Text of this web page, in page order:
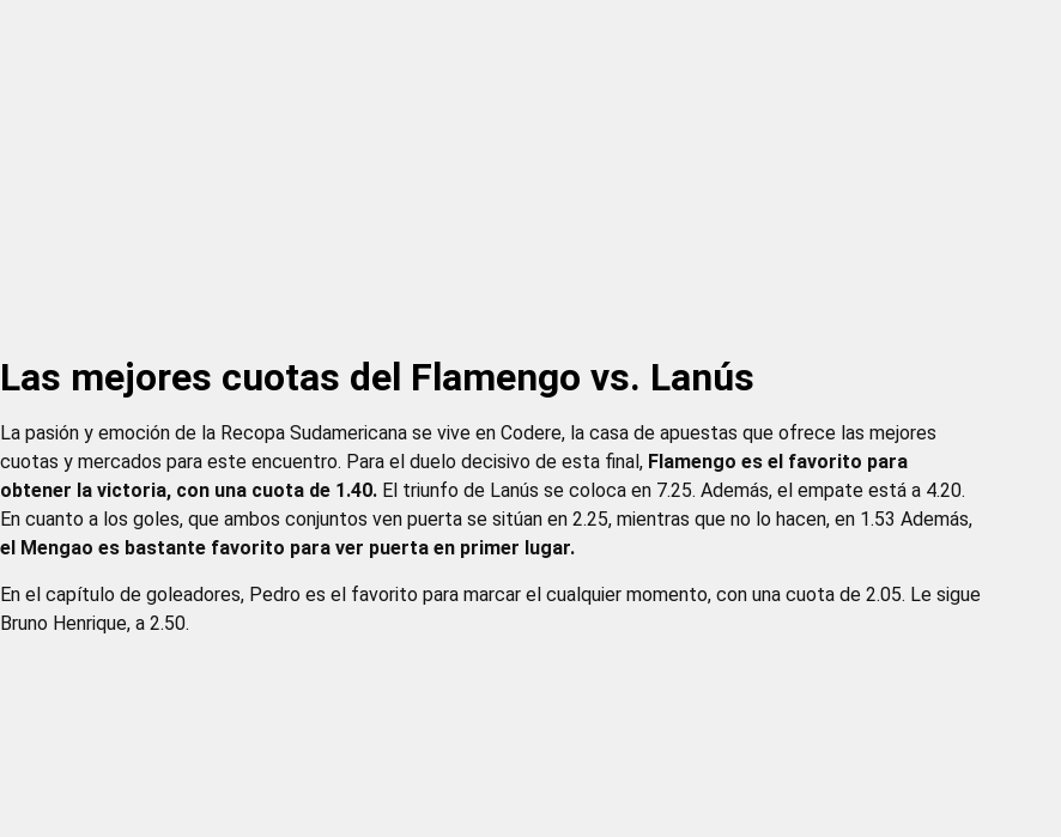
Las mejores cuotas del Flamengo vs. Lanús
La pasión y emoción de la Recopa Sudamericana se vive en Codere, la casa de apuestas que ofrece las mejores
cuotas y mercados para este encuentro. Para el duelo decisivo de esta final, Flamengo es el favorito para
obtener la victoria, con una cuota de 1.40. El triunfo de Lanús se coloca en 7.25. Además, el empate está a 4.20.
En cuanto a los goles, que ambos conjuntos ven puerta se sitúan en 2.25, mientras que no lo hacen, en 1.53 Además,
el Mengao es bastante favorito para ver puerta en primer lugar.
En el capítulo de goleadores, Pedro es el favorito para marcar el cualquier momento, con una cuota de 2.05. Le sigue
Bruno Henrique, a 2.50.